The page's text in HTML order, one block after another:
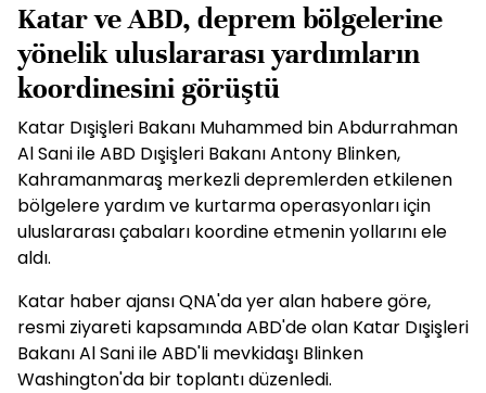
Katar ve ABD, deprem bölgelerine
yönelik uluslararası yardımların
koordinesini görüştü
Katar Dışişleri Bakanı Muhammed bin Abdurrahman
Al Sani ile ABD Dışişleri Bakanı Antony Blinken,
Kahramanmaraş merkezli depremlerden etkilenen
bölgelere yardım ve kurtarma operasyonları için
uluslararası çabaları koordine etmenin yollarını ele
aldı.
Katar haber ajansı QNA'da yer alan habere göre,
resmi ziyareti kapsamında ABD'de olan Katar Dışişleri
Bakanı Al Sani ile ABD'li mevkidaşı Blinken
Washington'da bir toplantı düzenledi.